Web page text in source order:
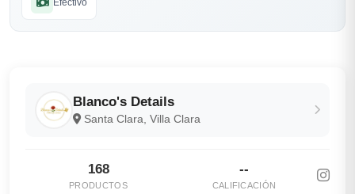
Efectivo
Blanco's Details
Santa Clara, Villa Clara
168
PRODUCTOS
--
CALIFICACIÓN